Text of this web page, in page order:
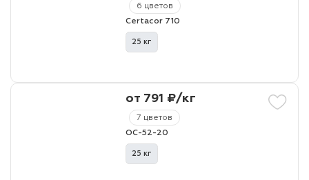
6 цветов
Certacor 710
25 кг
7 цветов
от 791 ₽/кг
ОС-52-20
25 кг